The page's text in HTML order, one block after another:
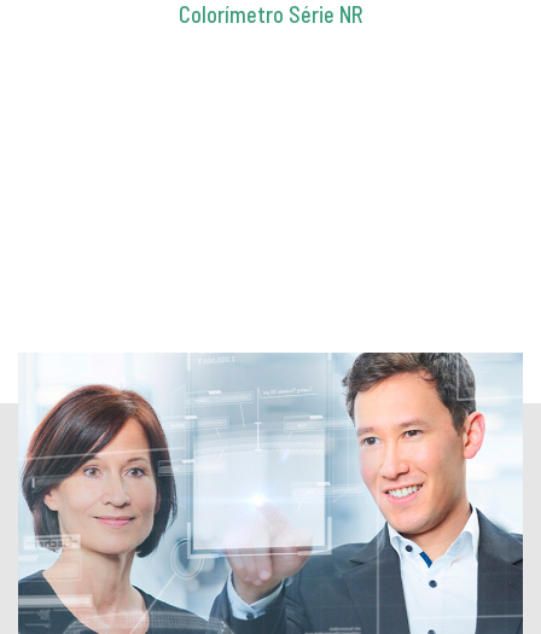
Colorímetro Série NR